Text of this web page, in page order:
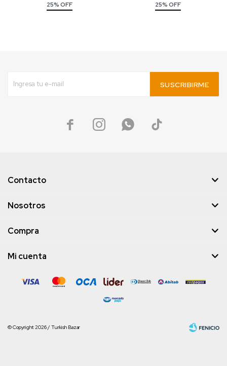
25% OFF 25% OFF
SUSCRIBIRME
   
Contacto
Nosotros
Compra
Mi cuenta
© Copyright 2026 / Turkish Bazar